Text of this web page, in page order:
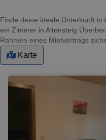
Finde deine ideale Unterkunft in
ein Zimmer in Altensteig
Rahmen eines Mietvertrags
Karte